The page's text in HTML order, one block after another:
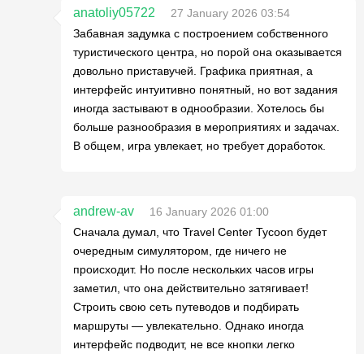
anatoliy05722
27 January 2026 03:54
Забавная задумка с построением собственного
туристического центра, но порой она оказывается
довольно приставучей. Графика приятная, а
интерфейс интуитивно понятный, но вот задания
иногда застывают в однообразии. Хотелось бы
больше разнообразия в мероприятиях и задачах.
В общем, игра увлекает, но требует доработок.
andrew-av
16 January 2026 01:00
Сначала думал, что Travel Center Tycoon будет
очередным симулятором, где ничего не
происходит. Но после нескольких часов игры
заметил, что она действительно затягивает!
Строить свою сеть путеводов и подбирать
маршруты — увлекательно. Однако иногда
интерфейс подводит, не все кнопки легко